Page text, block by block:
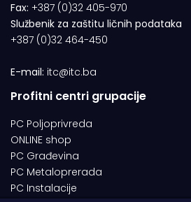
Fax: +387 (0)32 405-970
Službenik za zaštitu ličnih podataka
+387 (0)32 464-450
E-mail: itc@itc.ba
Profitni centri grupacije
PC Poljoprivreda
ONLINE shop
PC Građevina
PC Metaloprerada
PC Instalacije